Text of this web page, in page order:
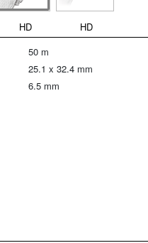
HD HD
50 m
25.1 x 32.4 mm
6.5 mm